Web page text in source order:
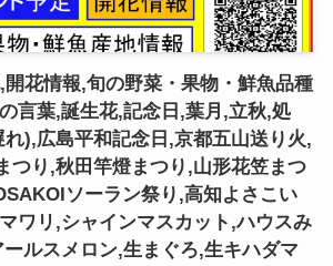
開花情報,旬の野菜・果物・鮮魚品種
言葉,誕生花,記念日,葉月,立秋,処
),広島平和記念日,京都五山送り火,
つり,秋田竿燈まつり,山形花笠まつ
ソーラン祭り,高知よさこい
ワリ,シャインマスカット,ハウスみ
ルスメロン,生まぐろ,生キハダマ